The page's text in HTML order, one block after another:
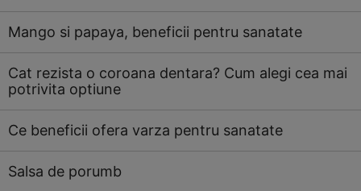
Mango si papaya, beneficii pentru sanatate
Cat rezista o coroana dentara? Cum alegi cea mai
potrivita optiune
Ce beneficii ofera varza pentru sanatate
Salsa de porumb